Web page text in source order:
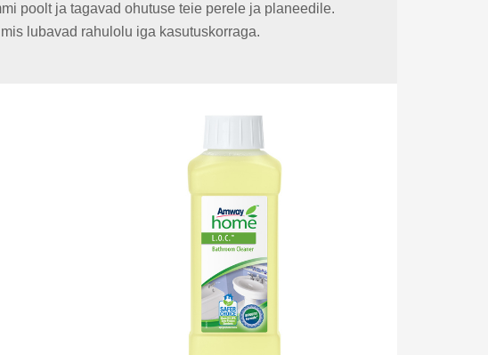
poolt ja tagavad ohutuse teie perele ja planeedile.
lubavad rahulolu iga kasutuskorraga.